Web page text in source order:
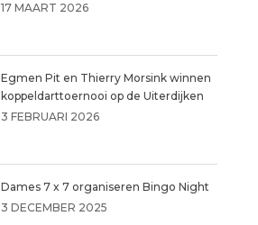
17 MAART 2026
Egmen Pit en Thierry Morsink winnen
koppeldarttoernooi op de Uiterdijken
3 FEBRUARI 2026
Dames 7 x 7 organiseren Bingo Night
3 DECEMBER 2025